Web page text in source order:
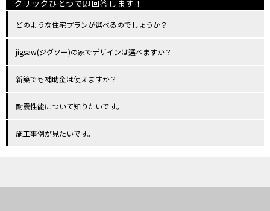
どのような住宅プランが選べるのでしょうか？
jigsaw(ジグソー)の家でデザインは選べますか？
新築でも補助金は使えますか？
耐震性能について知りたいです。
施工事例が見たいです。